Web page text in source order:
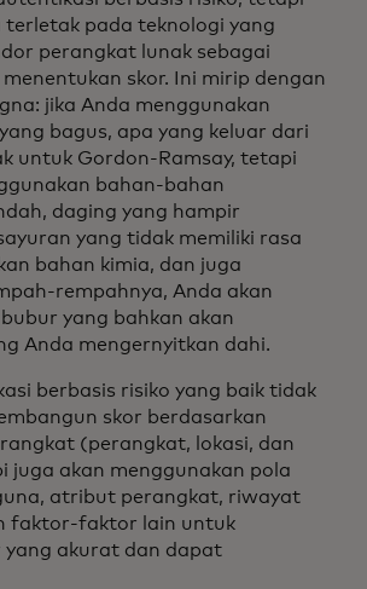
terletak pada teknologi yang
perangkat lunak sebagai
skor. Ini mirip dengan
jika Anda menggunakan
bagus, apa yang keluar dari
untuk Gordon-Ramsay, tetapi
bahan-bahan
daging yang hampir
yang tidak memiliki rasa
bahan kimia, dan juga
rempahnya, Anda akan
yang bahkan akan
Anda mengernyitkan dahi.
berbasis risiko yang baik tidak
skor berdasarkan
(perangkat, lokasi, dan
juga akan menggunakan pola
atribut perangkat, riwayat
faktor-faktor lain untuk
yang akurat dan dapat